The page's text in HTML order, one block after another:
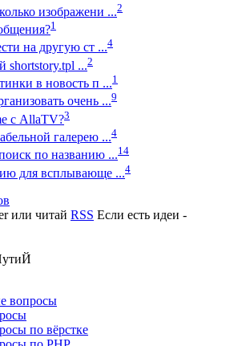
изображени ...2
1
на другую ст ...4
shortstory.tpl ...2
в новость п ...1
очень ...9
с AllaTV?3
галерею ...4
по названию ...14
для всплывающе ...4
или читай RSS Если есть идеи -
вопросы
по вёрстке